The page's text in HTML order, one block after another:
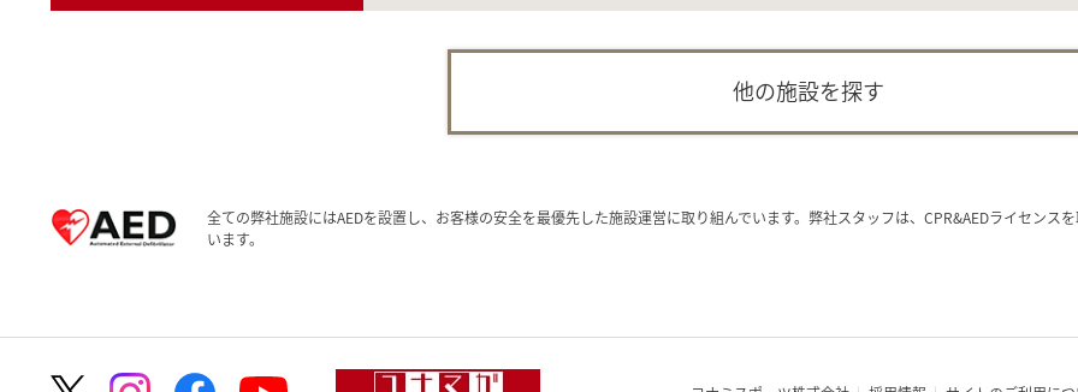
他の施設を探す
全ての弊社施設にはAEDを設置し、お客様の安全を最優先した施設運営に取り組んでいます。弊社スタッフは、CPR&AEDライセンス
います。